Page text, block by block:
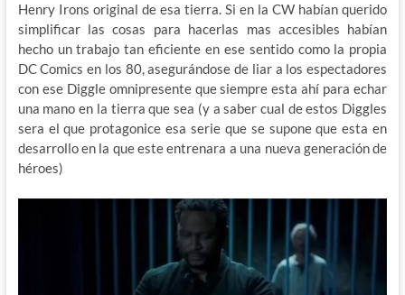
Henry Irons original de esa tierra. Si en la CW habían querido
simplificar las cosas para hacerlas mas accesibles habían
hecho un trabajo tan eficiente en ese sentido como la propia
DC Comics en los 80, asegurándose de liar a los espectadores
con ese Diggle omnipresente que siempre esta ahí para echar
una mano en la tierra que sea (y a saber cual de estos Diggles
sera el que protagonice esa serie que se supone que esta en
desarrollo en la que este entrenara a una nueva generación de
héroes)